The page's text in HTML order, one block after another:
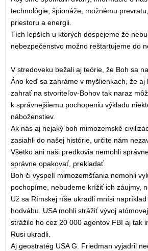
technológie, špionáže, možnému
priestoru a energii.
Tích lepších u ktorých dospejeme že
nebezpečenstvo možno reštartujeme do
V stredoveku bežali aj teórie, že Boh sa
Áno keď sa zahráme v myšlienkach, že aj
zahrať na stvoriteľov-Bohov tak naraz
k správnejšiemu pochopeniu výkladu
náboženstiev.
Ak nás aj nejaký boh mimozemské
zasiahli do našej histórie, určite nám
Všetko ani naši predkovia nemohli
správne opakovať, prekladať.
Boh či vyspelí mimozemšťania nemohli
pochopíme, nebudeme krížiť ich záujmy,
Už sa Rímskej ríše ukradli mnísi
hodvábu. USA mohli strážiť vývoj
strážilo ho cez 20 000 agentov FBI aj tak
Rusi ukradli.
Aj geostratég USA G. Friedman vyjadril